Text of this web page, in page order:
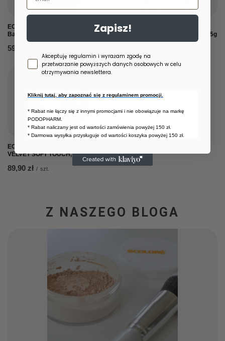
ECOLORÉ Bronzer do twarzy,
Balos No.285, 4 g
59,90 zł
ECOLORÉ Zestaw próbek
podkładów DEEP SAMPLE, 9 x 0,5g
ECOLORÉ Podkład mineralny
VELVET SOFT TOUCH, Nude 6, 10 g
89,90 zł / szt.
Z NASZEGO BLOGA
Zapisz!
Zgoda newsletter
Akceptuję regulamin i wyrażam zgodę na
przetwarzanie powyższych danych osobowych w celu
otrzymywania newslettera.
Kliknij tutaj, aby zapoznać się z regulaminem promocji.
* Rabat nie łączy się z innymi promocjami i nie obowiązuje na markę
PODOPHARM.
* Rabat naliczany jest od wartości zamówienia powyżej 150 zł.
* Darmowa wysyłka przysługuje od wartości koszyka powyżej 150 zł.